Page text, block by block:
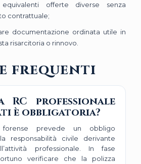
equivalenti offerte diverse senza
contrattuale;
documentazione ordinata utile in
risarcitoria o rinnovo.
frequenti
RC professionale
è obbligatoria?
forense prevede un obbligo
responsabilità civile derivante
professionale. In fase
verificare che la polizza